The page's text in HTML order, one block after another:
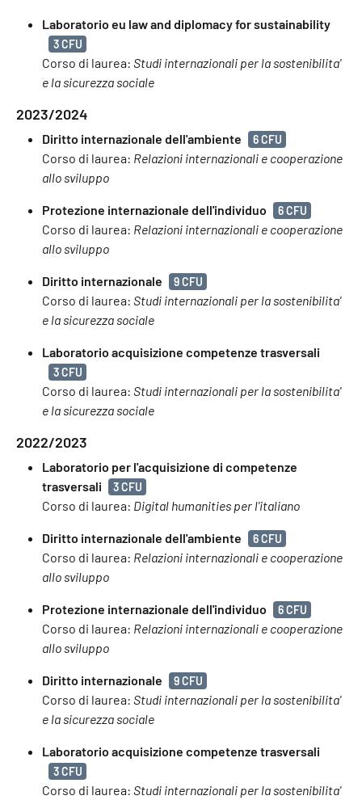
Laboratorio eu law and diplomacy for sustainability
3 CFU
Corso di laurea: Studi internazionali per la sostenibilita'
e la sicurezza sociale
2023/2024
Diritto internazionale dell'ambiente 6 CFU
Corso di laurea: Relazioni internazionali e cooperazione
allo sviluppo
Protezione internazionale dell'individuo 6 CFU
Corso di laurea: Relazioni internazionali e cooperazione
allo sviluppo
Diritto internazionale 9 CFU
Corso di laurea: Studi internazionali per la sostenibilita'
e la sicurezza sociale
Laboratorio acquisizione competenze trasversali
3 CFU
Corso di laurea: Studi internazionali per la sostenibilita'
e la sicurezza sociale
2022/2023
Laboratorio per l'acquisizione di competenze
trasversali
3 CFU
Corso di laurea: Digital humanities per l'italiano
Diritto internazionale dell'ambiente 6 CFU
Corso di laurea: Relazioni internazionali e cooperazione
allo sviluppo
Protezione internazionale dell'individuo 6 CFU
Corso di laurea: Relazioni internazionali e cooperazione
allo sviluppo
Diritto internazionale 9 CFU
Corso di laurea: Studi internazionali per la sostenibilita'
e la sicurezza sociale
Laboratorio acquisizione competenze trasversali
3 CFU
Corso di laurea: Studi internazionali per la sostenibilita'